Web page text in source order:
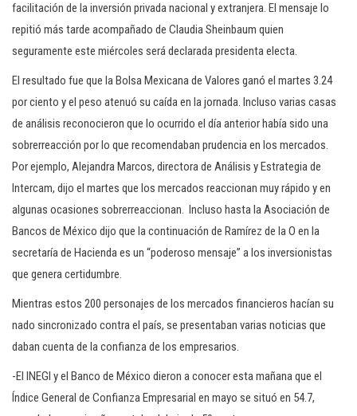
facilitación de la inversión privada nacional y extranjera. El mensaje lo
repitió más tarde acompañado de Claudia Sheinbaum quien
seguramente este miércoles será declarada presidenta electa.
El resultado fue que la Bolsa Mexicana de Valores ganó el martes 3.24
por ciento y el peso atenuó su caída en la jornada. Incluso varias casas
de análisis reconocieron que lo ocurrido el día anterior había sido una
sobrerreacción por lo que recomendaban prudencia en los mercados.
Por ejemplo, Alejandra Marcos, directora de Análisis y Estrategia de
Intercam, dijo el martes que los mercados reaccionan muy rápido y en
algunas ocasiones sobrerreaccionan. Incluso hasta la Asociación de
Bancos de México dijo que la continuación de Ramírez de la O en la
secretaría de Hacienda es un “poderoso mensaje” a los inversionistas
que genera certidumbre.
Mientras estos 200 personajes de los mercados financieros hacían su
nado sincronizado contra el país, se presentaban varias noticias que
daban cuenta de la confianza de los empresarios.
-El INEGI y el Banco de México dieron a conocer esta mañana que el
Índice General de Confianza Empresarial en mayo se situó en 54.7,